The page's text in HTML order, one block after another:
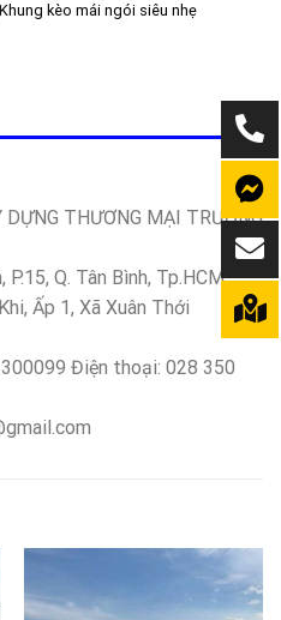
Khung kèo mái ngói siêu nhẹ
THƯƠNG MẠI TRƯỜNG
Q. Tân Bình, Tp.HCM
Ấp 1, Xã Xuân Thới
Điện thoại: 028 350